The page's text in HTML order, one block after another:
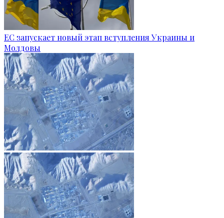
ЕС запускает новый этап вступления Украины и
Молдовы